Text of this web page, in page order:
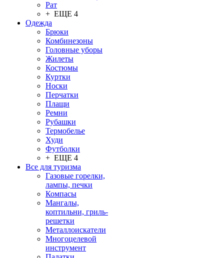
Рат
+ ЕЩЕ 4
Одежда
Брюки
Комбинезоны
Головные уборы
Жилеты
Костюмы
Куртки
Носки
Перчатки
Плащи
Ремни
Рубашки
Термобелье
Худи
Футболки
+ ЕЩЕ 4
Все для туризма
Газовые горелки,
лампы, печки
Компасы
Мангалы,
коптильни, гриль-
решетки
Металлоискатели
Многоцелевой
инструмент